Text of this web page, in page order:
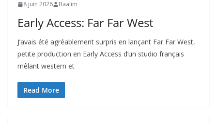
8 juin 2026 Baalim
Early Access: Far Far West
J’avais été agréablement surpris en lançant Far Far West,
petite production en Early Access d’un studio français
mêlant western et
Read More